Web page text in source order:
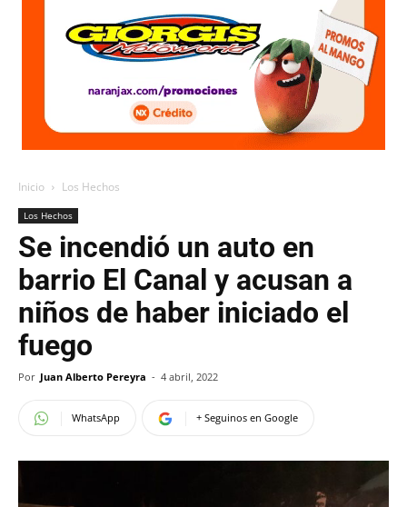
Inicio Los Hechos
Los Hechos
Se incendió un auto en
barrio El Canal y acusan a
niños de haber iniciado el
fuego
Por Juan Alberto Pereyra - 4 abril, 2022
WhatsApp + Seguinos en Google